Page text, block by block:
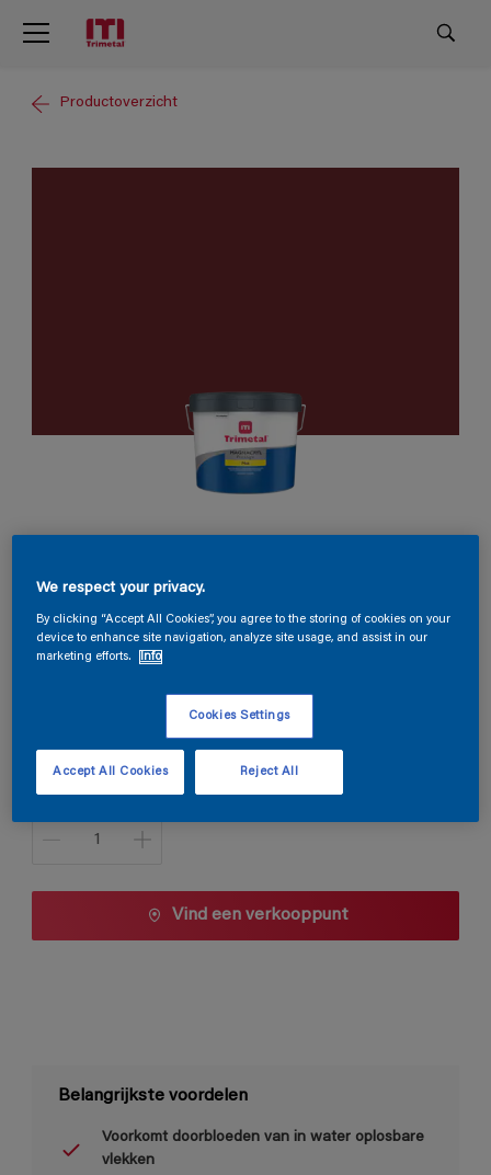
Productoverzicht
B5.42.18
1 L
Aantal
Vind een verkooppunt
Belangrijkste voordelen
Voorkomt doorbloeden van in water oplosbare
vlekken
We respect your privacy.
By clicking “Accept All Cookies”, you agree to the storing of cookies on your
device to enhance site navigation, analyze site usage, and assist in our
marketing efforts.
Info
Cookies Settings
Reject All
Accept All Cookies